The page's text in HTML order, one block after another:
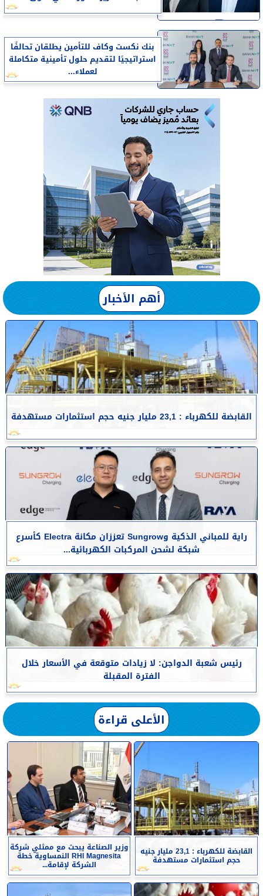
بنك نكست وكاف للتأمين يطلقان تحالفًا
استراتيجيًا لتقديم حلول تأمينية متكاملة
لعملاء...
أهم الأخبار
القابضة للكهرباء : 23,1 مليار جنيه حجم استثمارات مستهدفة
راية للمباني الذكية وSungrow تعززان مكانة Electra كأسرع
شبكة لشحن المركبات الكهربائية...
رئيس شعبة الدواجن: لا زيادات متوقعة في الأسعار خلال
الفترة المقبلة
الأعلى قراءة
القابضة للكهرباء : 23,1 مليار جنيه
حجم استثمارات مستهدفة
وزير الصناعة يبحث مع ممثلي شركة
RHI Magnesita النمساوية خطة
الشركة لإقامة...